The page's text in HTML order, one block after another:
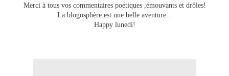
Merci à tous vos commentaires poétiques ,émouvants et drôles!
La blogosphère est une belle aventure...
Happy lunedi!